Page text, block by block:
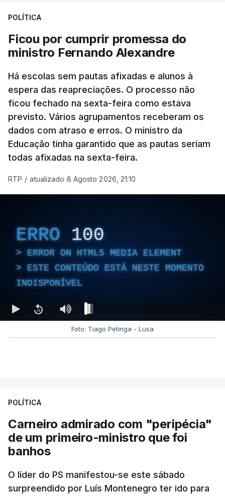
POLÍTICA
Ficou por cumprir promessa do
ministro Fernando Alexandre
Há escolas sem pautas afixadas e alunos à
espera das reapreciações. O processo não
ficou fechado na sexta-feira como estava
previsto. Vários agrupamentos receberam os
dados com atraso e erros. O ministro da
Educação tinha garantido que as pautas seriam
todas afixadas na sexta-feira.
RTP / atualizado 8 Agosto 2026, 21:10
ERRO 100
ERROR ON HTML5 MEDIA ELEMENT
ESTE CONTEÚDO ESTÁ NESTE MOMENTO
INDISPONÍVEL
Foto: Tiago Petinga - Lusa
POLÍTICA
Carneiro admirado com "peripécia"
de um primeiro-ministro que foi
banhos
O líder do PS manifestou-se este sábado
surpreendido por Luís Montenegro ter ido para